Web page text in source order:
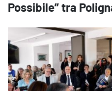
Possibile” tra